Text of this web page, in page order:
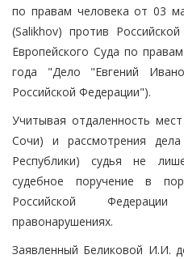
по правам человека от 03
(Salikhov) против
Европейского Суда по
года "Дело "Евгений
Российской Федерации").
Учитывая отдаленность
Сочи) и рассмотрения
Республики) судья не
судебное поручение в
Российской
правонарушениях.
Заявленный Беликовой И.И.